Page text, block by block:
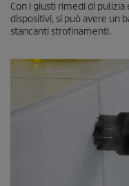
Con i giusti rimedi di pulizia
dispositivi, si può avere un
stancanti strofinamenti.